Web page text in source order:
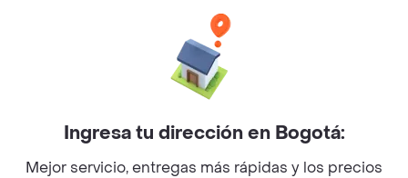
Myriam Camhi Co
Magnifique
Ingresa tu dirección en Bogotá:
Mejor servicio, entregas más rápidas y los precios